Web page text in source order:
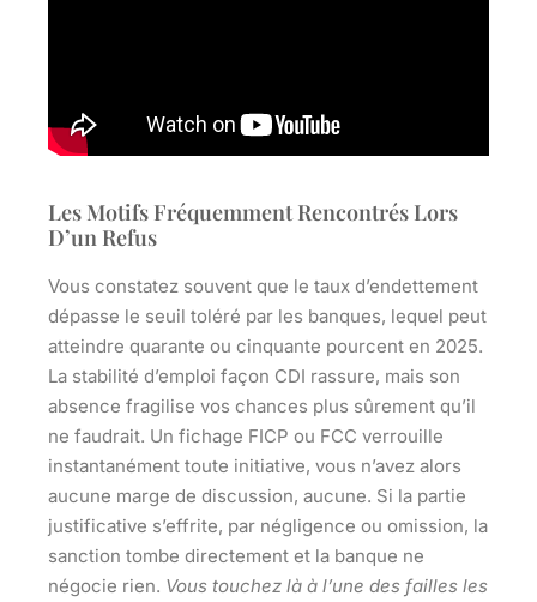
Les Motifs Fréquemment Rencontrés Lors
D’un Refus
Vous constatez souvent que le taux d’endettement
dépasse le seuil toléré par les banques, lequel peut
atteindre quarante ou cinquante pourcent en 2025.
La stabilité d’emploi façon CDI rassure, mais son
absence fragilise vos chances plus sûrement qu’il
ne faudrait. Un fichage FICP ou FCC verrouille
instantanément toute initiative, vous n’avez alors
aucune marge de discussion, aucune. Si la partie
justificative s’effrite, par négligence ou omission, la
sanction tombe directement et la banque ne
négocie rien. Vous touchez là à l’une des failles les